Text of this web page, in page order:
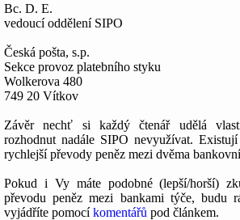
Bc. D. E.
vedoucí oddělení SIPO
Česká pošta, s.p.
Sekce provoz platebního styku
Wolkerova 480
749 20 Vítkov
Závěr nechť si každý čtenář udělá
rozhodnut nadále SIPO nevyužívat.
rychlejší převody peněz mezi dvěma
Pokud i Vy máte podobné (lepší/horší)
převodu peněz mezi bankami týče, budu
vyjádříte pomocíkomentářů pod článkem.